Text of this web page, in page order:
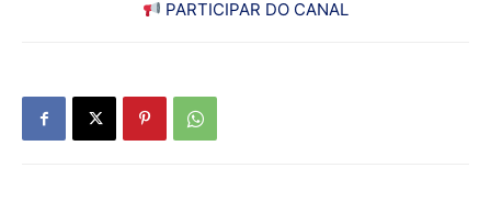
PARTICIPAR DO CANAL